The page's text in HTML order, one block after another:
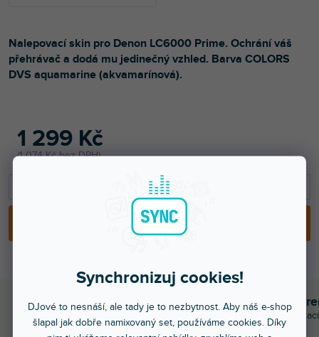
Synchronizuj cookies!
DJové to nesnáší, ale tady je to nezbytnost. Aby náš e-shop
šlapal jak dobře namixovaný set, používáme cookies. Díky
1 299 Kč
1 074 Kč bez DPH
PŘIDAT DO KOŠÍKU
Nalepovací skin pro Denon LC6000 Prime. Ochrání váš
přehrávač a dodá mu jedinečný vzhled. Barva COLORS
DVS aquamarine (akvamarínová).
Objednej do 15:00
A máš to druhý den doma
Poradíme s
Chválí nás za komunikaci